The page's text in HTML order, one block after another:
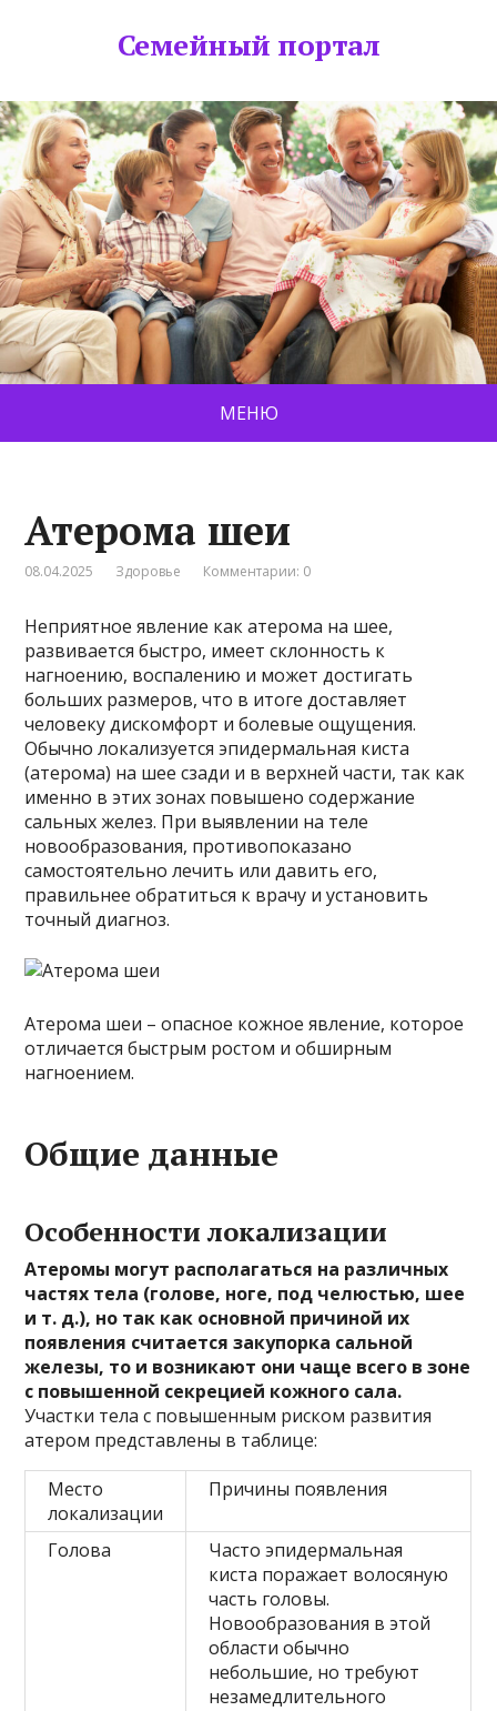
Семейный портал
МЕНЮ
Атерома шеи
08.04.2025 Здоровье Комментарии: 0
Неприятное явление как атерома на шее,
развивается быстро, имеет склонность к
нагноению, воспалению и может достигать
больших размеров, что в итоге доставляет
человеку дискомфорт и болевые ощущения.
Обычно локализуется эпидермальная киста
(атерома) на шее сзади и в верхней части, так как
именно в этих зонах повышено содержание
сальных желез. При выявлении на теле
новообразования, противопоказано
самостоятельно лечить или давить его,
правильнее обратиться к врачу и установить
точный диагноз.
Атерома шеи – опасное кожное явление, которое
отличается быстрым ростом и обширным
нагноением.
Общие данные
Особенности локализации
Атеромы могут располагаться на различных
частях тела (голове, ноге, под челюстью, шее
и т. д.), но так как основной причиной их
появления считается закупорка сальной
железы, то и возникают они чаще всего в зоне
с повышенной секрецией кожного сала.
Участки тела с повышенным риском развития
атером представлены в таблице:
Место
локализации
Причины появления
Голова
Часто эпидермальная
киста поражает волосяную
часть головы.
Новообразования в этой
области обычно
небольшие, но требуют
незамедлительного